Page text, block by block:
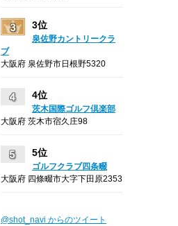
3位
泉佐野カントリークラ
ブ
大阪府 泉佐野市日根野5320
4位
茨木国際ゴルフ倶楽部
大阪府 茨木市宿久庄98
5位
ゴルフクラブ四条畷
大阪府 四條畷市大字下田原2353
@shot_navi からのツイート